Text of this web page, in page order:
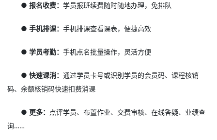
● 报名收费：学员报班续费随时随地办理，免排队
● 手机排课：手机排课查看课表，便捷高效
● 学员考勤：手机点名批量操作，灵活方便
● 快速课消：通过学员卡号或识别学员的会员码、课程核销
码、余额核销码快速扣费消课
● 更多： 点评学员、布置作业、交费审核、在线答疑、业绩查
询……